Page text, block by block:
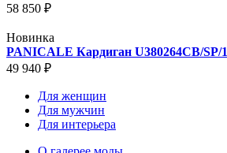
58 850 ₽
Новинка
PANICALE Кардиган U380264CB/SP/
49 940 ₽
Для женщин
Для мужчин
Для интерьера